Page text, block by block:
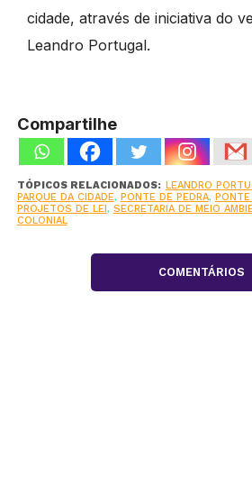
cidade, através de iniciativa do
Leandro Portugal.
Compartilhe
TÓPICOS RELACIONADOS: LEANDRO
PARQUE DA CIDADE, PONTE DE PEDRA, PONTE
PROJETOS DE LEI, SECRETARIA DE MEIO
COLONIAL
COMENTÁRIOS